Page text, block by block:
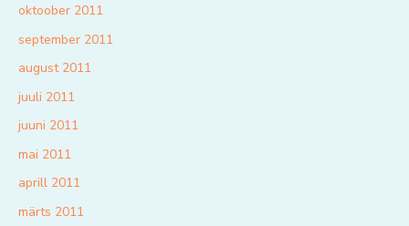
oktoober 2011
september 2011
august 2011
juuli 2011
juuni 2011
mai 2011
aprill 2011
märts 2011